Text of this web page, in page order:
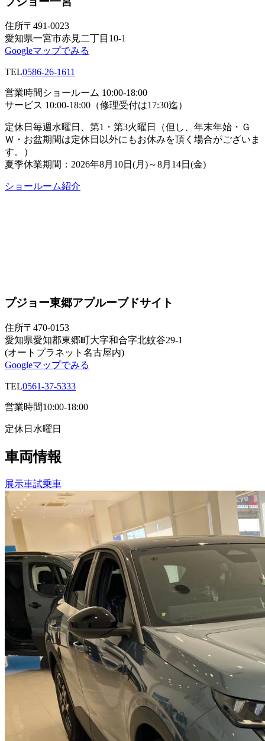
住所〒491-0023
愛知県一宮市赤見二丁目10-1
Googleマップでみる
TEL0586-26-1611
営業時間 ショールーム 10:00-18:00
サービス 10:00-18:00（修理受付は17:30迄）
定休日 毎週水曜日、第1・第3火曜日（但し、年末年始・Ｇ
Ｗ・お盆期間は定休日以外にもお休みを頂く場合がございま
す。）
夏季休業期間：2026年8月10日(月)～8月14日(金)
ショールーム紹介
プジョー東郷アプルーブドサイト
住所〒470-0153
愛知県愛知郡東郷町大字和合字北蚊谷29-1
(オートプラネット名古屋内)
Googleマップでみる
TEL0561-37-5333
営業時間10:00-18:00
定休日 水曜日
車両情報
展示車試乗車